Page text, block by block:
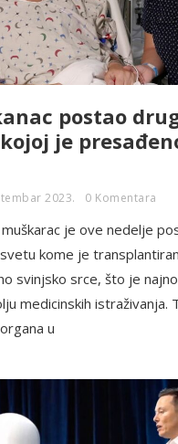
postao
je
2023. 0 Komentara
je ove nedelje
kome je
svinjsko srce, što je
medicinskih istraživanja.
u